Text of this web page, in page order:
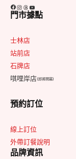
Facebook Instagram Threads YouTube
門市據點
士林店
站前店
石牌店
唭哩岸店(即將開幕)
預約訂位
線上訂位
外帶訂餐說明
品牌資訊